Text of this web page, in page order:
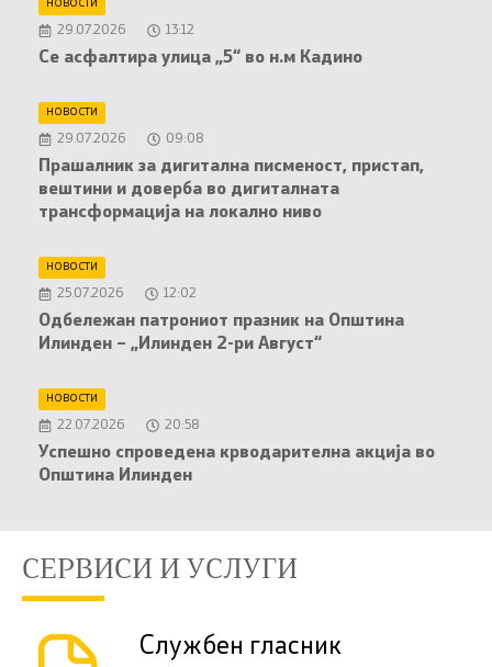
НОВОСТИ
29.07.2026 13:12
Се асфалтира улица „5“ во н.м Кадино
НОВОСТИ
29.07.2026 09:08
Прашалник за дигитална писменост, пристап,
вештини и доверба во дигиталната
трансформација на локално ниво
НОВОСТИ
25.07.2026 12:02
Oдбележан патрониот празник на Општина
Илинден – „Илинден 2-ри Август“
НОВОСТИ
22.07.2026 20:58
Успешно спроведена крводарителна акција во
Општина Илинден
СЕРВИСИ И УСЛУГИ
Службен гласник